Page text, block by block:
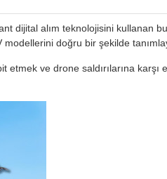
dijital alım teknolojisini kullanan
doğru bir şekilde
ve drone saldırılarına